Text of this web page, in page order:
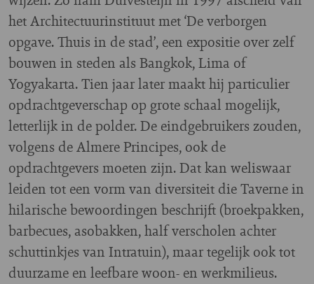
het Architectuurinstituut met ‘De verborgen
opgave. Thuis in de stad’, een expositie over zelf
bouwen in steden als Bangkok, Lima of
Yogyakarta. Tien jaar later maakt hij particulier
opdrachtgeverschap op grote schaal mogelijk,
letterlijk in de polder. De eindgebruikers zouden,
volgens de Almere Principes, ook de
opdrachtgevers moeten zijn. Dat kan weliswaar
leiden tot een vorm van diversiteit die Taverne in
hilarische bewoordingen beschrijft (broekpakken,
barbecues, asobakken, half verscholen achter
schuttinkjes van Intratuin), maar tegelijk ook tot
duurzame en leefbare woon- en werkmilieus.